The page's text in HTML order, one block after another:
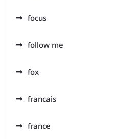
focus
follow me
fox
francais
france